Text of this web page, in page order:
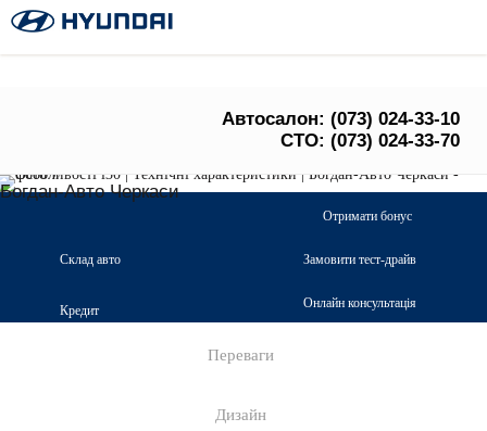
Автосалон: (073) 024-33-10
СТО: (073) 024-33-70
Богдан-Авто Черкаси
Отримати бонус
Склад авто Замовити тест-драйв
Кредит Онлайн консультація
Переваги
Дизайн